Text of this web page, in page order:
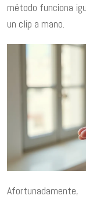
método funciona
un clip a mano.